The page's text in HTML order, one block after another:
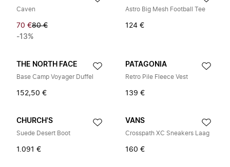
Caven
70 €80 €
-13%
Astro Big Mesh Football Tee
124 €
THE NORTH FACE
Base Camp Voyager Duffel
152,50 €
PATAGONIA
Retro Pile Fleece Vest
139 €
CHURCH'S
Suede Desert Boot
1.091 €
VANS
Crosspath XC Sneakers Laag
160 €